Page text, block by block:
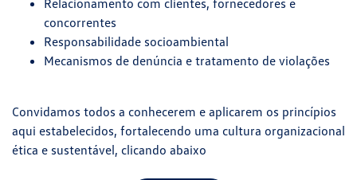
Relacionamento com clientes, fornecedores e
concorrentes
Responsabilidade socioambiental
Mecanismos de denúncia e tratamento de violações
Convidamos todos a conhecerem e aplicarem os princípios
aqui estabelecidos, fortalecendo uma cultura organizacional
ética e sustentável, clicando abaixo